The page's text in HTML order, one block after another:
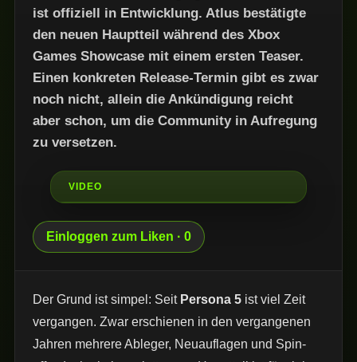
ist offiziell in Entwicklung. Atlus bestätigte
den neuen Hauptteil während des Xbox
Games Showcase mit einem ersten Teaser.
Einen konkreten Release-Termin gibt es zwar
noch nicht, allein die Ankündigung reicht
aber schon, um die Community in Aufregung
zu versetzen.
Einloggen zum Liken · 0
Der Grund ist simpel: Seit Persona 5 ist viel Zeit
vergangen. Zwar erschienen in den vergangenen
Jahren mehrere Ableger, Neuauflagen und Spin-